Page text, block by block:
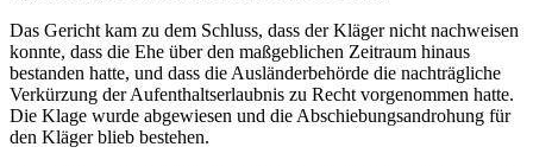
Das Gericht kam zu dem Schluss, dass der Kläger nicht nachweisen
konnte, dass die Ehe über den maßgeblichen Zeitraum hinaus
bestanden hatte, und dass die Ausländerbehörde die nachträgliche
Verkürzung der Aufenthaltserlaubnis zu Recht vorgenommen hatte.
Die Klage wurde abgewiesen und die Abschiebungsandrohung für
den Kläger blieb bestehen.